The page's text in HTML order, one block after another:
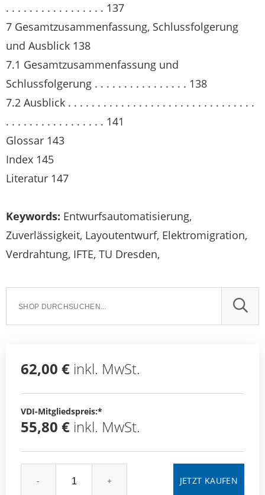
. . . . . . . . . . . . . . . . . 137
7 Gesamtzusammenfassung, Schlussfolgerung
und Ausblick 138
7.1 Gesamtzusammenfassung und
Schlussfolgerung . . . . . . . . . . . . . . . . 138
7.2 Ausblick . . . . . . . . . . . . . . . . . . . . . . . . . . . . . . . .
. . . . . . . . . . . . . . . . . 141
Glossar 143
Index 145
Literatur 147
Keywords: Entwurfsautomatisierung,
Zuverlässigkeit, Layoutentwurf, Elektromigration,
Verdrahtung, IFTE, TU Dresden,
62,00 € inkl. MwSt.
VDI-Mitgliedspreis:*
55,80 € inkl. MwSt.
- +